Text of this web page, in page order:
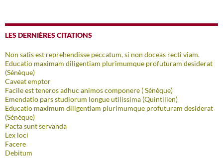
LES DERNIÈRES CITATIONS
Non satis est reprehendisse peccatum, si non doceas recti viam.
Educatio maximam diligentiam plurimumque profuturam desiderat
(Sénèque)
Caveat emptor
Facile est teneros adhuc animos componere ( Sénèque)
Emendatio pars studiorum longue utilissima (Quintilien)
Educatio maximum diligentiam plurimumque profuturam desiderat
(Sénèque)
Pacta sunt servanda
Lex loci
Facere
Debitum